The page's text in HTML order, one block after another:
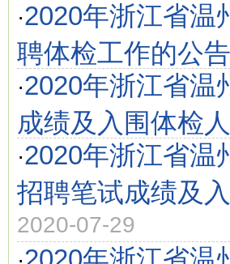
·2020年浙江省温
聘体检工作的公告
·2020年浙江省温
成绩及入围体检
·2020年浙江省温
招聘笔试成绩及
2020-07-29